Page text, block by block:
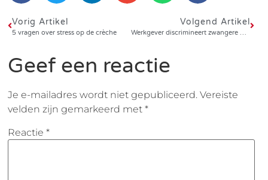
Vorig Artikel
5 vragen over stress op de crèche
Volgend Artikel
Geef een reactie
Je e-mailadres wordt niet gepubliceerd. Vereiste
velden zijn gemarkeerd met*
Reactie*